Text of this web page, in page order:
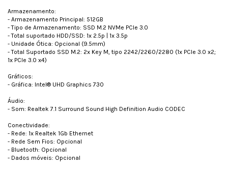
Armazenamento:
- Armazenamento Principal: 512GB
- Tipo de Armazenamento: SSD M.2 NVMe PCIe 3.0
- Total suportado HDD/SSD: 1x 2.5p | 1x 3.5p
- Unidade Ótica: Opcional (9.5mm)
- Total Suportado SSD M.2: 2x Key M, tipo 2242/2260/2280 (1x PCIe 3.0 x2;
1x PCIe 3.0 x4)
Gráficos:
- Gráfica: Intel® UHD Graphics 730
Áudio:
- Som: Realtek 7.1 Surround Sound High Definition Audio CODEC
Conectividade:
- Rede: 1x Realtek 1Gb Ethernet
- Rede Sem Fios: Opcional
- Bluetooth: Opcional
- Dados móveis: Opcional